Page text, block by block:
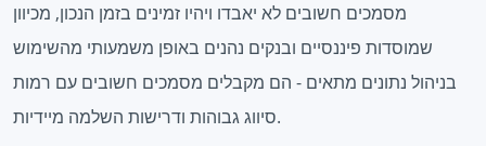
מסמכים חשובים לא יאבדו ויהיו זמינים בזמן הנכון, מכיוון
שמוסדות פיננסיים ובנקים נהנים באופן משמעותי מהשימוש
בניהול נתונים מתאים - הם מקבלים מסמכים חשובים עם רמות
סיווג גבוהות ודרישות השלמה מיידיות.